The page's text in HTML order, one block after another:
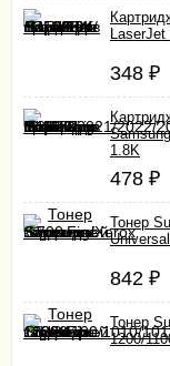
348 ₽
1.8K
478 ₽
Тонер
842 ₽
Тонер
1200/